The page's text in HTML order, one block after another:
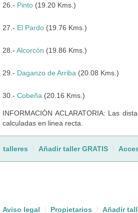
26.- Pinto (19.20 Kms.)
27.- El Pardo (19.76 Kms.)
28.- Alcorcón (19.86 Kms.)
29.- Daganzo de Arriba (20.08 Kms.)
30.- Cobeña (20.16 Kms.)
INFORMACIÓN ACLARATORIA: Las
calculadas en linea recta.
talleres Añadir taller GRATIS
Aviso legal Propietarios Añadir